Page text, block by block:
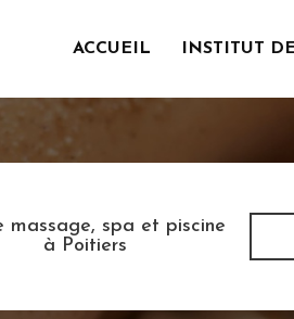
ACCUEIL INSTITUT
massage, spa et piscine
à Poitiers